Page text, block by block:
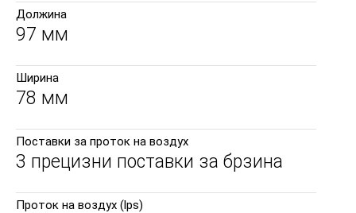
Должина
97 мм
Ширина
78 мм
Поставки за проток на воздух
3 прецизни поставки за брзина
Проток на воздух (lps)